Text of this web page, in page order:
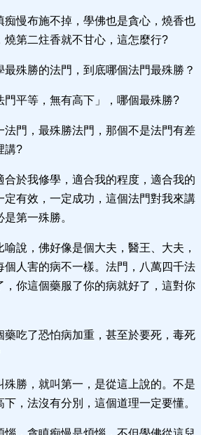
痴慢布施不掉，學佛也是貪心，燒香也
燒第二炷香就不甘心，這怎麼行?
最殊勝的法門，到底哪個法門最殊勝？
門平等，無有高下」，哪個最殊勝?
法門，最殊勝法門，那個不是法門有差
講?
合於我修學，適合我的程度，適合我的
定有效，一定成功，這個法門對我來講
第一殊勝。
說，佛好像是個大夫，醫王、大夫，
個人害的病不一樣。法門，八萬四千法
，你這個藥服了你的病就好了，這對你
藥吃了恐怕病加重，甚至於要死，毒死
殊勝，就叫第一，是從這上說的。不是
，法沒有分別，這個道理一定要懂。